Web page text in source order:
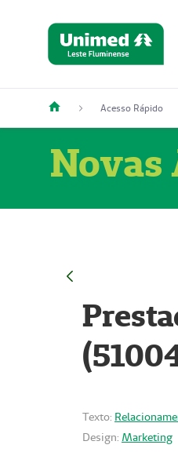
Acesso Rápido
Novas
Texto:
Design: Marketing